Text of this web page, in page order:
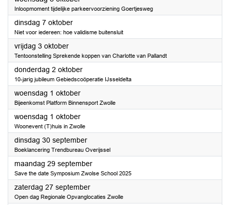
Inloopmoment tijdelijke parkeervoorziening Goertjesweg
dinsdag 7 oktober2025
Niet voor iedereen: hoe validisme buitensluit
vrijdag 3 oktober2025
Tentoonstelling Sprekende koppen van Charlotte van Pallandt
donderdag 2 oktober2025
10-jarig jubileum Gebiedscoöperatie IJsseldelta
woensdag 1 oktober2025
Bijeenkomst Platform Binnensport Zwolle
woensdag 1 oktober2025
Woonevent (T)huis in Zwolle
dinsdag 30 september2025
Boeklancering Trendbureau Overijssel
maandag 29 september2025
Save the date Symposium Zwolse School 2025
zaterdag 27 september2025
Open dag Regionale Opvanglocaties Zwolle